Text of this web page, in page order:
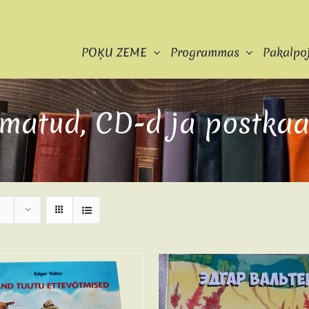
POĶU ZEME Programmas
CD-d ja